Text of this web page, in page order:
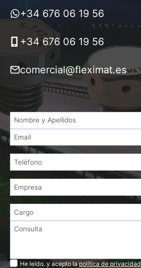
+34 676 06 19 56
+34 676 06 19 56
comercial@fleximat.es
Privacidad
He leído. y acepto lapolítica de privacidad